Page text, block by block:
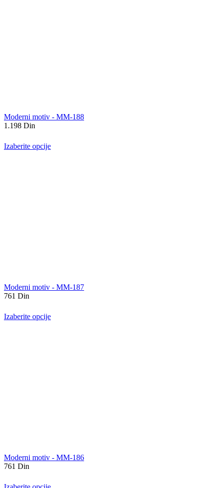
Moderni motiv - MM-188
1.198 Din
Izaberite opcije
Moderni motiv - MM-187
761 Din
Izaberite opcije
Moderni motiv - MM-186
761 Din